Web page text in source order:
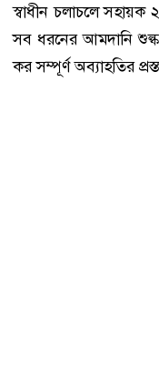
স্বাধীন চলাচলে সহায়ক
সব ধরনের আমদানি
কর সম্পূর্ণ অব্যাহতির